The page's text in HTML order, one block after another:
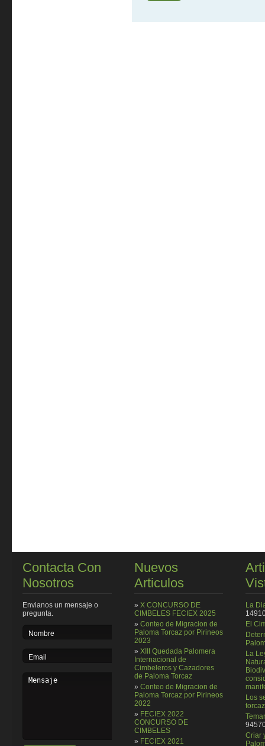
Contacta Con
Nosotros
Envianos un mensaje o
pregunta.
Nuevos
Articulos
» X CONCURSO DE
CIMBELES FECIEX 2025
» Conteo de Migracion de
Paloma Torcaz por Pirineos
2023
» XIII Quedada Palomera
Internacional de
Cimbeleros y Cazadores
de Paloma Torcaz
» Conteo de Migracion de
Paloma Torcaz por Pirineos
2022
» FECIEX 2022
CONCURSO DE
CIMBELES
» FECIEX 2021
La
El
La
Los
torcaz
Criar